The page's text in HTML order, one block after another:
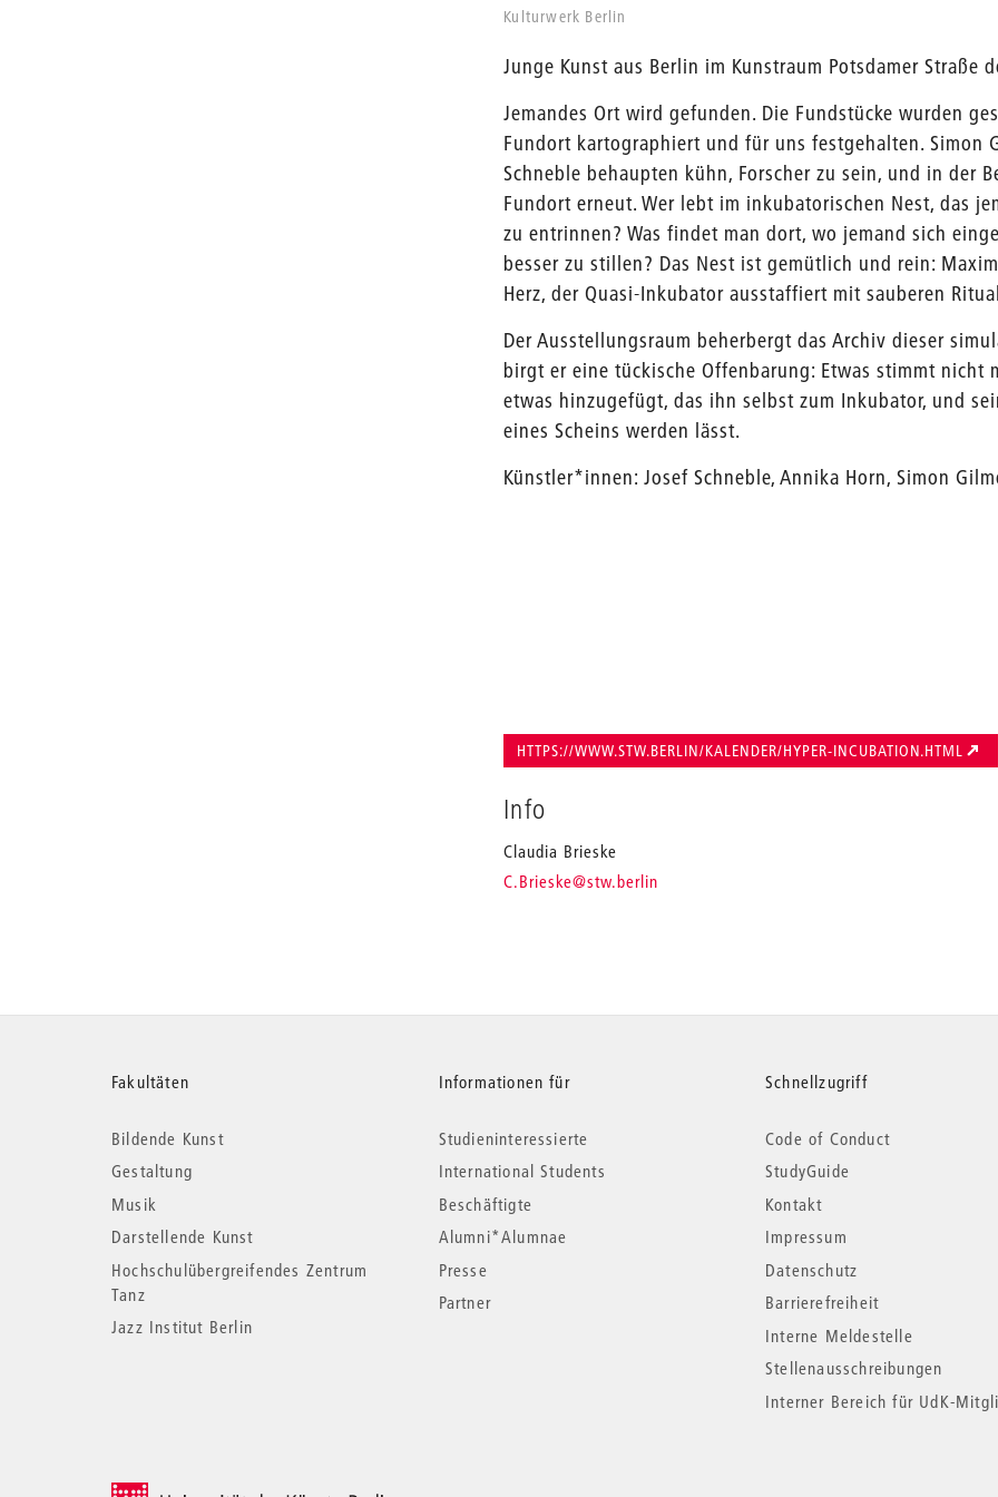
Kulturwerk Berlin
Junge Kunst aus Berlin im Kunstraum Potsdamer Straße
Jemandes Ort wird gefunden. Die Fundstücke wurden
Fundort kartographiert und für uns festgehalten. Simon
Schneble behaupten kühn, Forscher zu sein, und in der
Fundort erneut. Wer lebt im inkubatorischen Nest, das
zu entrinnen? Was findet man dort, wo jemand sich
besser zu stillen? Das Nest ist gemütlich und rein:
Herz, der Quasi-Inkubator ausstaffiert mit sauberen
Der Ausstellungsraum beherbergt das Archiv dieser
birgt er eine tückische Offenbarung: Etwas stimmt nicht
etwas hinzugefügt, das ihn selbst zum Inkubator, und
eines Scheins werden lässt.
Künstler*innen: Josef Schneble, Annika Horn, Simon
HTTPS://WWW.STW.BERLIN/KALENDER/HYPER-INCUBATION.HTML
Info
Claudia Brieske
C.Brieske_
@stw.berlin
Weitere
Informationen
Fakultäten
Bildende Kunst
Gestaltung
Musik
Darstellende Kunst
Hochschulübergreifendes Zentrum
Tanz
Jazz Institut Berlin
Informationen für
Studieninteressierte
International Students
Beschäftigte
Alumni*Alumnae
Presse
Partner
Schnellzugriff
Code of Conduct
StudyGuide
Kontakt
Impressum
Datenschutz
Barrierefreiheit
Interne Meldestelle
Stellenausschreibungen
Interner Bereich für UdK-